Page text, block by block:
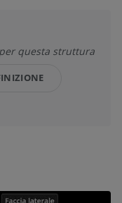
questa struttura